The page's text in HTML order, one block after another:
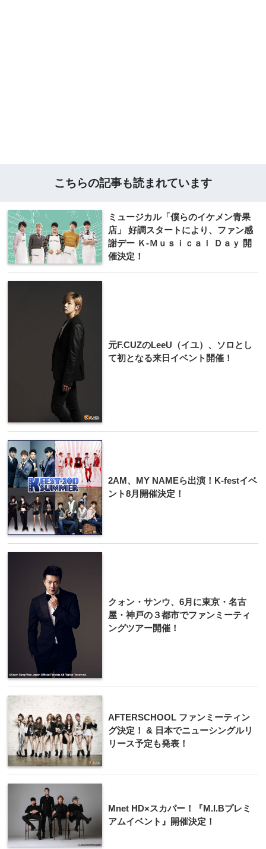
こちらの記事も読まれています
ミュ​ージカル「僕らのイケ​メン青果
店」 好調スタートにより、​ファン感
謝デー Ｋ-Ｍｕｓｉｃａｌ Ｄａｙ 開
催決定！
元F.CUZのLeeU（イユ）、ソロとし
て初となる来日イベント開催！
2AM、MY NAMEら出演！K-festイベ
ン​ト8月開催決定！
クォン・サンウ、6月に東京・名古
屋・神戸の３都市でファンミーティ
ングツアー開催！
AFTERSCHO​OL ファンミーティン
グ決​定！ & 日本でニュ​ーシングルリ
リース予​定も発表！
Mnet HD×スカパー！『M​.I.Bプレミ
アムイ​ベント』開催決定！